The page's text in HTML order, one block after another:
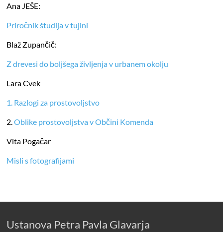
Ana JEŠE:
Priročnik študija v tujini
Blaž Zupančič:
Z drevesi do boljšega življenja v urbanem okolju
Lara Cvek
1. Razlogi za prostovoljstvo
2.Oblike prostovoljstva v Občini Komenda
Vita Pogačar
Misli s fotografijami
Ustanova Petra Pavla Glavarja